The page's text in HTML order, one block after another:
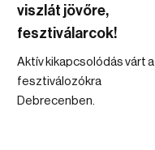
viszlát jövőre,
fesztiválarcok!
Aktív kikapcsolódás várt a
fesztiválozókra
Debrecenben.